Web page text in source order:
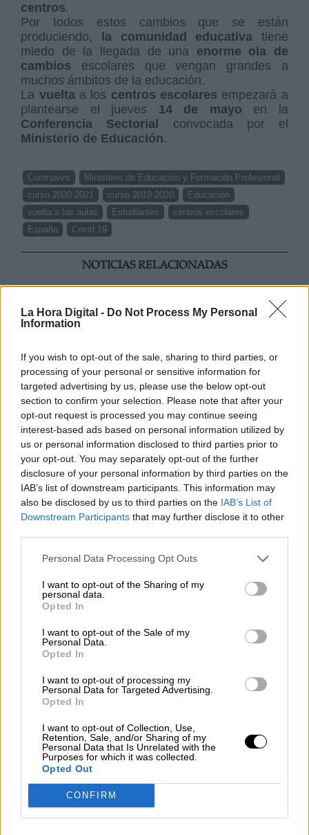
La Hora Digital - Do Not Process My Personal
Information
If you wish to opt-out of the sale, sharing to third parties, or
processing of your personal or sensitive information for
targeted advertising by us, please use the below opt-out
section to confirm your selection. Please note that after your
opt-out request is processed you may continue seeing
interest-based ads based on personal information utilized by
us or personal information disclosed to third parties prior to
your opt-out. You may separately opt-out of the further
disclosure of your personal information by third parties on the
IAB’s list of downstream participants. This information may
also be disclosed by us to third parties on the IAB’s List of
Downstream Participants that may further disclose it to other
Personal Data Processing Opt Outs
I want to opt-out of the Sharing of my
personal data.
Opted In
I want to opt-out of the Sale of my
Personal Data.
Opted In
I want to opt-out of processing my
Personal Data for Targeted Advertising.
Opted In
I want to opt-out of Collection, Use,
Retention, Sale, and/or Sharing of my
Personal Data that Is Unrelated with the
Purposes for which it was collected.
Opted Out
CONFIRM
centros.
Por todos estos cambios que se están
produciendo,
la comunidad educativa tiene
miedo de la llegada de una enorme ola de
cambios escolares que vengan grandes a
muchos ámbitos de la educación.
La vuelta a los centros escolares empezará a
plantearse el jueves 14 de mayo en la
Conferencia Sectorial convocada por el
Ministerio de Educación.
Coronavirs
Ministerio de Educación y Formación Profesional
curso 2020 2021
curso 2019 2020
Educación
vuelta a las aulas
Estudiantes
centros escolares
España
Covid 19
NOTICIAS RELACIONADAS
Mario García de Castro: "Todas
estas conquistas siguen siendo un
camino abierto para el mañana"
Esperamos que Pedro Sánchez
recupere el sentido de sus palabras